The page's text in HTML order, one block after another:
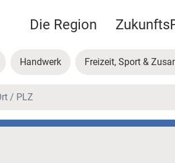
Die Region
Handwerk Freizeit, Sport &
nebo PSČ